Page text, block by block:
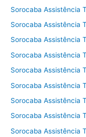
Sorocaba Assistência
Sorocaba Assistência
Sorocaba Assistência
Sorocaba Assistência
Sorocaba Assistência
Sorocaba Assistência
Sorocaba Assistência
Sorocaba Assistência
Sorocaba Assistência